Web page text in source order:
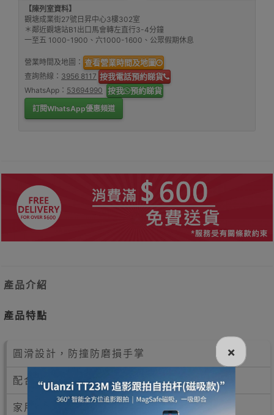
【陳列室資料】
觀塘成業街27號日昇中心3樓302室
＊鄰近觀塘站B1出口馬會轉左直行3-4分鐘
一至五 1000-1900、六1000-1600、公眾假期休息
營業時間及地圖： 查看營業時間及地圖
查詢熱線： 3956 8117 按我電話預約睇貨
WhatsApp： 53694990 按我 預約睇貨
訂閱WhatsApp優惠頻道
產品介紹
產品特點
圓滑設計，防撞防磨損手掌
配合多款動作，打造完美體態
家用，健身房均適用
×